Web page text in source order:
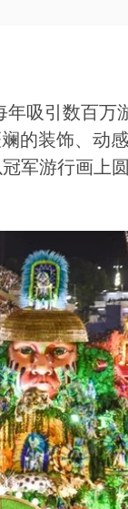
吸引数百
的装饰、动
军游行画上